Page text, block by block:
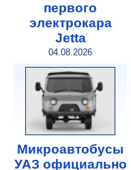
первого
электрокара
Jetta
04.08.2026
Микроавтобусы
УАЗ официально